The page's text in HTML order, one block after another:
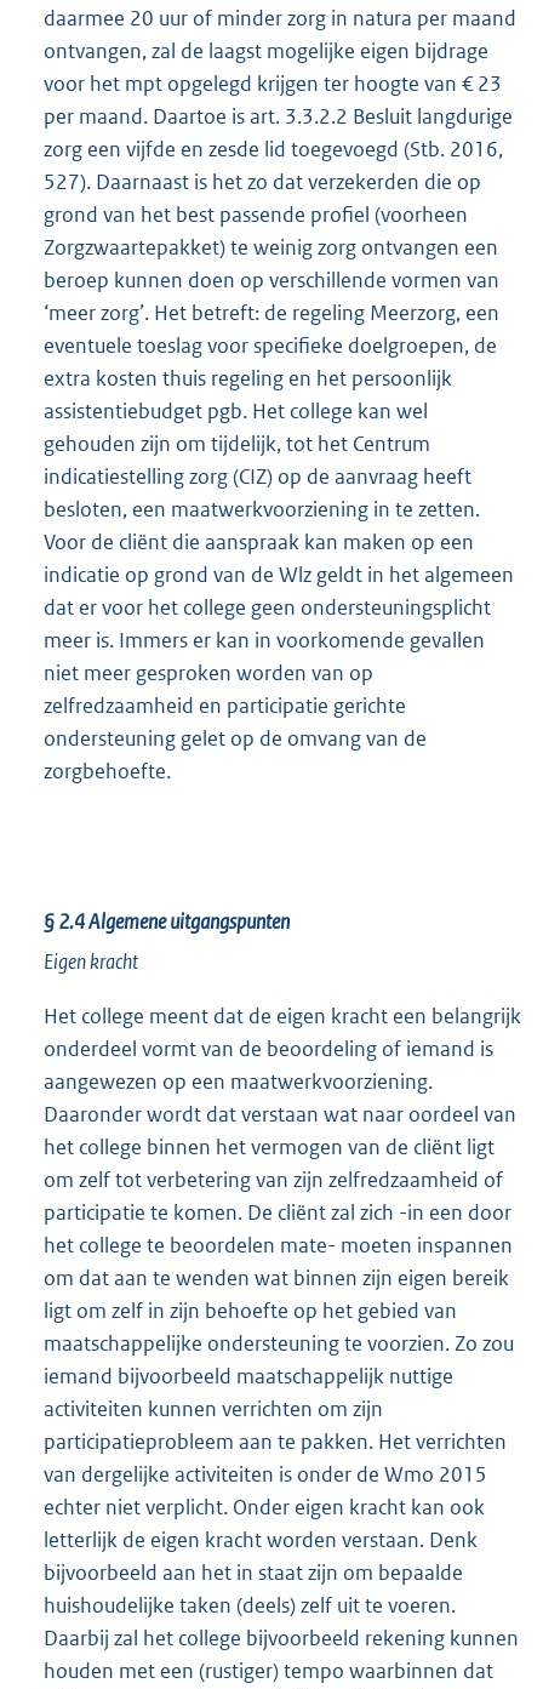
daarmee 20 uur of minder zorg in natura per maand
ontvangen, zal de laagst mogelijke eigen bijdrage
voor het mpt opgelegd krijgen ter hoogte van € 23
per maand. Daartoe is art. 3.3.2.2 Besluit langdurige
zorg een vijfde en zesde lid toegevoegd (Stb. 2016,
527). Daarnaast is het zo dat verzekerden die op
grond van het best passende profiel (voorheen
Zorgzwaartepakket) te weinig zorg ontvangen een
beroep kunnen doen op verschillende vormen van
‘meer zorg’. Het betreft: de regeling Meerzorg, een
eventuele toeslag voor specifieke doelgroepen, de
extra kosten thuis regeling en het persoonlijk
assistentiebudget pgb. Het college kan wel
gehouden zijn om tijdelijk, tot het Centrum
indicatiestelling zorg (CIZ) op de aanvraag heeft
besloten, een maatwerkvoorziening in te zetten.
Voor de cliënt die aanspraak kan maken op een
indicatie op grond van de Wlz geldt in het algemeen
dat er voor het college geen ondersteuningsplicht
meer is. Immers er kan in voorkomende gevallen
niet meer gesproken worden van op
zelfredzaamheid en participatie gerichte
ondersteuning gelet op de omvang van de
zorgbehoefte.
§ 2.4Algemene uitgangspunten
Eigen kracht
Het college meent dat de eigen kracht een belangrijk
onderdeel vormt van de beoordeling of iemand is
aangewezen op een maatwerkvoorziening.
Daaronder wordt dat verstaan wat naar oordeel van
het college binnen het vermogen van de cliënt ligt
om zelf tot verbetering van zijn zelfredzaamheid of
participatie te komen. De cliënt zal zich -in een door
het college te beoordelen mate- moeten inspannen
om dat aan te wenden wat binnen zijn eigen bereik
ligt om zelf in zijn behoefte op het gebied van
maatschappelijke ondersteuning te voorzien. Zo zou
iemand bijvoorbeeld maatschappelijk nuttige
activiteiten kunnen verrichten om zijn
participatieprobleem aan te pakken. Het verrichten
van dergelijke activiteiten is onder de Wmo 2015
echter niet verplicht. Onder eigen kracht kan ook
letterlijk de eigen kracht worden verstaan. Denk
bijvoorbeeld aan het in staat zijn om bepaalde
huishoudelijke taken (deels) zelf uit te voeren.
Daarbij zal het college bijvoorbeeld rekening kunnen
houden met een (rustiger) tempo waarbinnen dat